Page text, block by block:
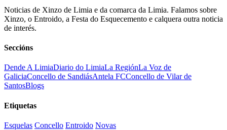
Noticias de Xinzo de Limia e da comarca da Limia. Falamos sobre
Xinzo, o Entroido, a Festa do Esquecemento e calquera outra noticia
de interés.
Seccións
Dende A LimiaDiario do LimiaLa RegiónLa Voz de
GaliciaConcello de SandiásAntela FCConcello de Vilar de
SantosBlogs
Etiquetas
Esquelas Concello Entroido Novas